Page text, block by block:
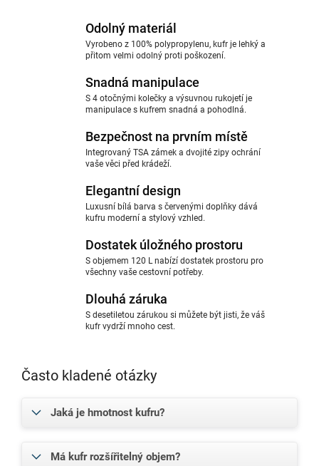
Odolný materiál
Vyrobeno z 100% polypropylenu, kufr je lehký a
přitom velmi odolný proti poškození.
Snadná manipulace
S 4 otočnými kolečky a výsuvnou rukojetí je
manipulace s kufrem snadná a pohodlná.
Bezpečnost na prvním místě
Integrovaný TSA zámek a dvojité zipy ochrání
vaše věci před krádeží.
Elegantní design
Luxusní bílá barva s červenými doplňky dává
kufru moderní a stylový vzhled.
Dostatek úložného prostoru
S objemem 120 L nabízí dostatek prostoru pro
všechny vaše cestovní potřeby.
Dlouhá záruka
S desetiletou zárukou si můžete být jisti, že váš
kufr vydrží mnoho cest.
Často kladené otázky
Jaká je hmotnost kufru?
Má kufr rozšířitelný objem?